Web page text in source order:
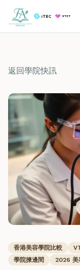
返回學院快訊
香港美容學院比較
學院揀邊間
2026 美